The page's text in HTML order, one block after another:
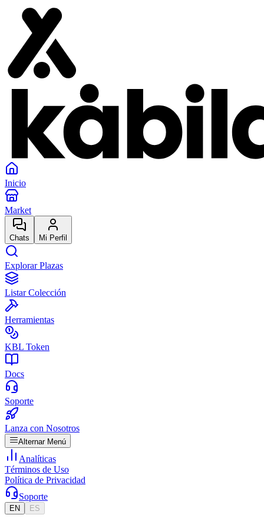
Inicio
Market
Chats Mi Perfil
Explorar Plazas
Listar Colección
Herramientas
KBL Token
Docs
Soporte
Lanza con Nosotros
Alternar Menú
Analíticas
Términos de Uso
Política de Privacidad
Soporte
EN ES